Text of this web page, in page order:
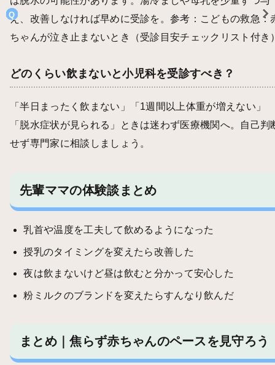
え、改善しなければ早めに受診を。参考： こどもの救急：
ちゃんが泣き止まないとき（受診目安チェックリスト付き
どのくらい飲まないと小児科を受診すべき？
「半日まったく飲まない」「1週間以上体重が増えない」
「脱水症状が見られる」ときは迷わず医療機関へ。自己判
せず専門家に相談しましょう。
先輩ママの体験談まとめ
乳首や温度を工夫して飲めるようになった
授乳のタイミングを変えたら改善した
夜は飲まないけど昼は飲むと分かって安心した
粉ミルクのブランドを変えたらすんなり飲んだ
まとめ｜焦らず赤ちゃんのペースを見守ろう